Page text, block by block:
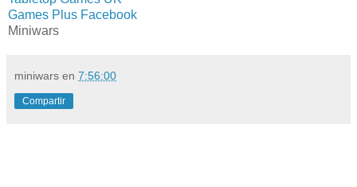
Games Plus Facebook
Miniwars
miniwars en 7:56:00
Compartir